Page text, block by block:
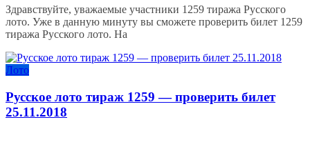
Здравствуйте, уважаемые участники 1259 тиража Русского
лото. Уже в данную минуту вы сможете проверить билет 1259
тиража Русского лото. На
Лото
Русское лото тираж 1259 — проверить билет
25.11.2018